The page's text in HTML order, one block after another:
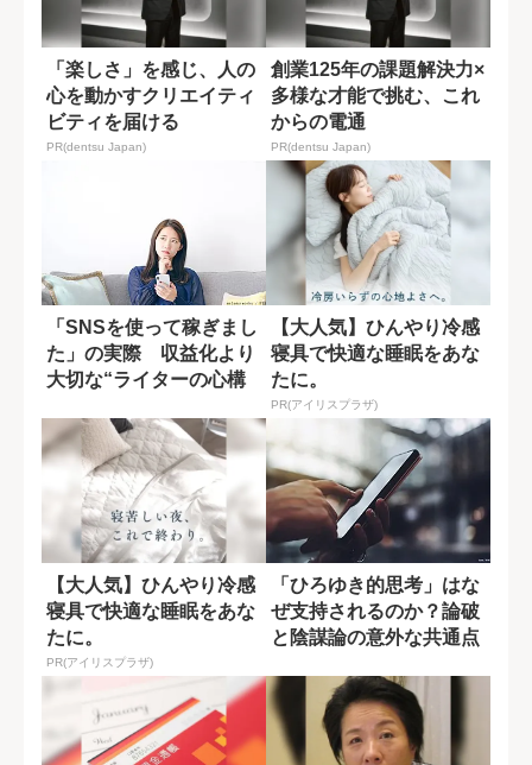
「楽しさ」を感じ、人の
心を動かすクリエイティ
ビティを届ける
PR(dentsu Japan)
創業125年の課題解決力×
多様な才能で挑む、これ
からの電通
PR(dentsu Japan)
「SNSを使って稼ぎまし
た」の実際 収益化より
大切な“ライターの心構
【大人気】ひんやり冷感
寝具で快適な睡眠をあな
たに。
PR(アイリスプラザ)
【大人気】ひんやり冷感
寝具で快適な睡眠をあな
たに。
PR(アイリスプラザ)
「ひろゆき的思考」はな
ぜ支持されるのか？論破
と陰謀論の意外な共通点